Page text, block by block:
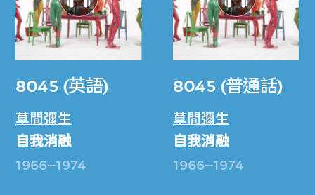
8045 (英語)
草間彌生
自我消融
1966–1974
8045 (普通話)
草間彌生
自我消融
1966–1974